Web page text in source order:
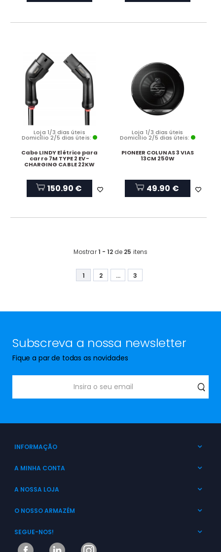
Loja 1/3 dias úteis
Domicílio 2/5 dias úteis:
Cabo LINDY Elétrico para
carro 7M TYPE 2 EV-
CHARGING CABLE 22KW
150.90 €
Loja 1/3 dias úteis
Domicílio 2/5 dias úteis:
PIONEER COLUNAS 3 VIAS
13CM 250W
49.90 €
Mostrar1 - 12 de 25 itens
1 2 ... 3
Subscreva a nossa newsletter
Fique a par de todas as novidades
INFORMAÇÃO
A MINHA CONTA
A NOSSA LOJA
O NOSSO ARMAZÉM
SEGUE-NOS!